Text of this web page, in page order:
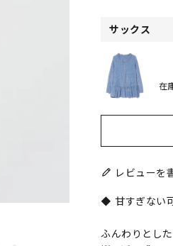
サックス
在
レビューを
◆ 甘すぎない
ふんわりとし